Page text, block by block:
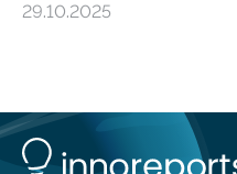
fünf Jahren erforschen,
Insektenblume. Das
Technologie und
29.10.2025